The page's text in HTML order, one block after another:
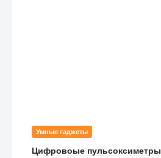
Умные гаджеты
Цифровоые пульсоксиметры